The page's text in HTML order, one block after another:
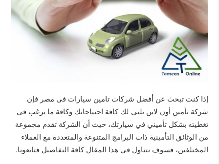
إذا كنت تبحث عن أفضل شركات تامين سيارات فى مصر فإن
شركة تأمين أون لاين تلبي لك كافة احتياجاتك وكافة ما ترغب في
تغطيته بشكل تأميني في سيارتك، حيث أن الشركة تقدم مجموعة
من الوثائق التأمينية ذات البرامج المتنوعة والمتعددة مع العملاء
المختلفين، فسوف نتناول في هذا المقال كافة التفاصيل فتابعونا.